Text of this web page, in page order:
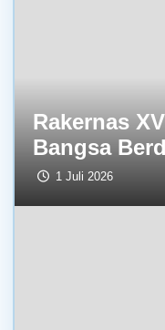
Rakernas
Bangsa
1 Juli 2026